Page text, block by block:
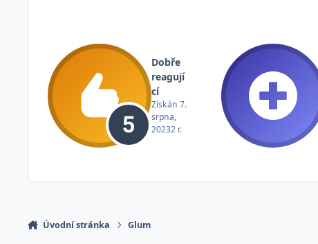
Dobře
reagují
cí
Získán 7.
srpna,
20232 r.
Úvodní stránka Glum